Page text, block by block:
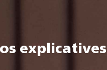
explicatives